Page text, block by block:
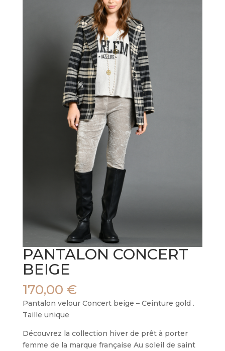
PANTALON CONCERT
BEIGE
170,00 €
Pantalon velour Concert beige – Ceinture gold .
Taille unique
Découvrez la collection hiver de prêt à porter
femme de la marque française Au soleil de saint